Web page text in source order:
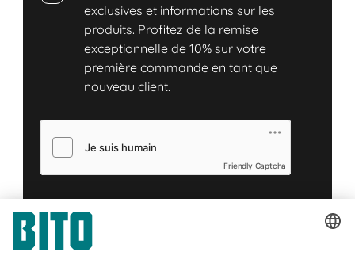
exclusives et informations sur les
produits. Profitez de la remise
exceptionnelle de 10% sur votre
première commande en tant que
nouveau client.
Friendly Captcha
Soumettre